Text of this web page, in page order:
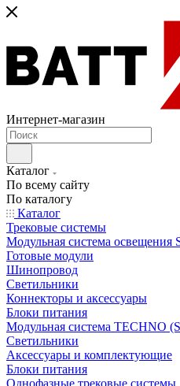
Интернет-магазин
Каталог
По всему сайту
По каталогу
Каталог
Трековые системы
Модульная система освещения
Готовые модули
Шинопровод
Светильники
Коннекторы и аксессуары
Блоки питания
Модульная система TECHNO
Светильники
Аксессуары и комплектующие
Блоки питания
Однофазные трековые системы